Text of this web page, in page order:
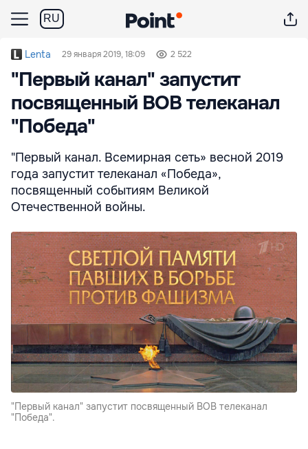
RU
Lenta 29 января 2019, 18:09 2 522
"Первый канал" запустит
посвященный ВОВ телеканал
"Победа"
"Первый канал. Всемирная сеть» весной 2019
года запустит телеканал «Победа»,
посвященный событиям Великой
Отечественной войны.
"Первый канал" запустит посвященный ВОВ телеканал
"Победа".